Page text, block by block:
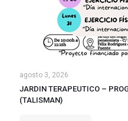
agosto 3, 2026
JARDIN TERAPEUTICO –
(TALISMAN)